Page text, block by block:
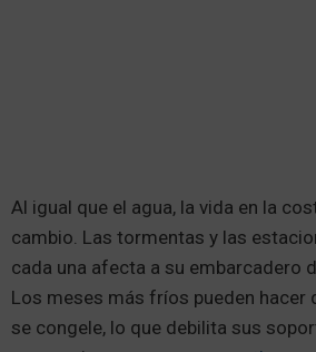
Al igual que el agua, la vida en la
cambio. Las tormentas y las
cada una afecta a su embarcadero
Los meses más fríos pueden hacer
se congele, lo que debilita sus